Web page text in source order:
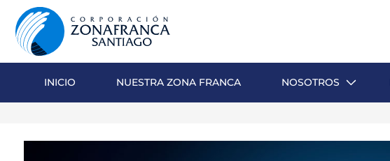
INICIO NUESTRA ZONA FRANCA NOSOTROS